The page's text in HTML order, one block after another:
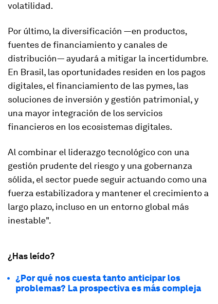
volatilidad.
Por último, la diversificación —en productos,
fuentes de financiamiento y canales de
distribución— ayudará a mitigar la incertidumbre.
En Brasil, las oportunidades residen en los pagos
digitales, el financiamiento de las pymes, las
soluciones de inversión y gestión patrimonial, y
una mayor integración de los servicios
financieros en los ecosistemas digitales.
Al combinar el liderazgo tecnológico con una
gestión prudente del riesgo y una gobernanza
sólida, el sector puede seguir actuando como una
fuerza estabilizadora y mantener el crecimiento a
largo plazo, incluso en un entorno global más
inestable".
¿Has leído?
¿Por qué nos cuesta tanto anticipar los
problemas? La prospectiva es más compleja